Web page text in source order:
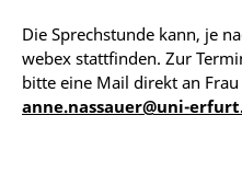
Die Sprechstunde kann, je
webex stattfinden. Zur
bitte eine Mail direkt an Frau
anne.nassauer@uni-